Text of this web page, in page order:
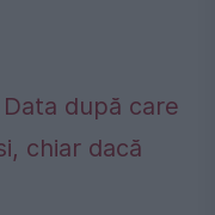
după care
chiar dacă